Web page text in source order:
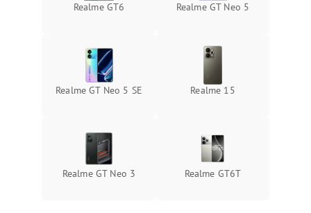
Realme GT6 Realme GT Neo 5
Realme GT Neo 5 SE Realme 15
Realme GT Neo 3 Realme GT6T